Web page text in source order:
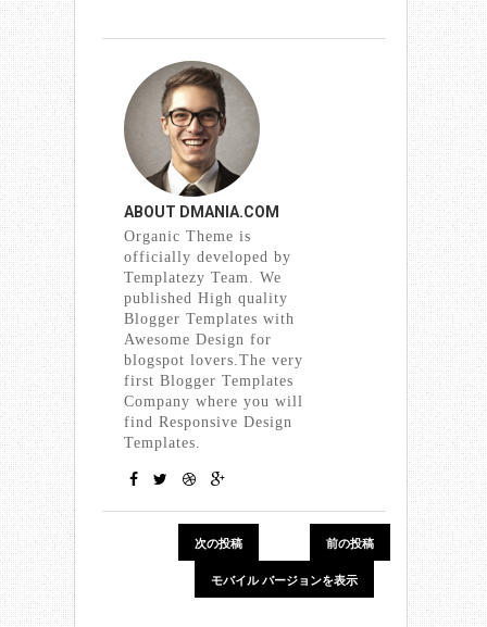
ABOUT DMANIA.COM
Organic Theme is
officially developed by
Templatezy Team. We
published High quality
Blogger Templates with
Awesome Design for
blogspot lovers.The very
first Blogger Templates
Company where you will
find Responsive Design
Templates.
次の投稿 前の投稿
モバイル バージョンを表示